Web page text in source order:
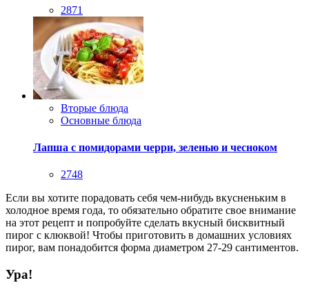
2871
Вторые блюда
Основные блюда
Лапша с помидорами черри, зеленью и чесноком
2748
Если вы хотите порадовать себя чем-нибудь вкусненьким в
холодное время года, то обязательно обратите свое внимание
на этот рецепт и попробуйте сделать вкусный бисквитный
пирог с клюквой! Чтобы приготовить в домашних условиях
пирог, вам понадобится форма диаметром 27-29 сантиментов.
Ура!